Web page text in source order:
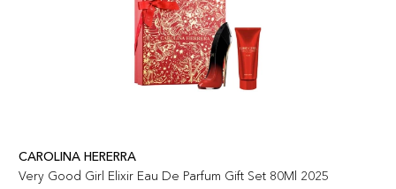
CAROLINA HERERRA
Very Good Girl Elixir Eau De Parfum Gift Set 80Ml 2025